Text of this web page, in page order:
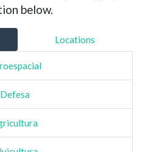
below.
Locations
Defesa